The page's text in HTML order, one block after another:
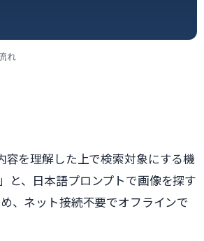
れ
を理解した上で検索対象にする機
と、日本語プロンプトで画像を探す
、ネット接続不要でオフラインで